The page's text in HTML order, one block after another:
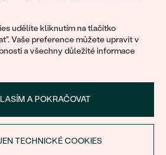
udělíte kliknutím na tlačítko
Vaše preference můžete upravit v
a všechny důležité informace
A POKRAČOVAT
TECHNICKÉ COOKIES